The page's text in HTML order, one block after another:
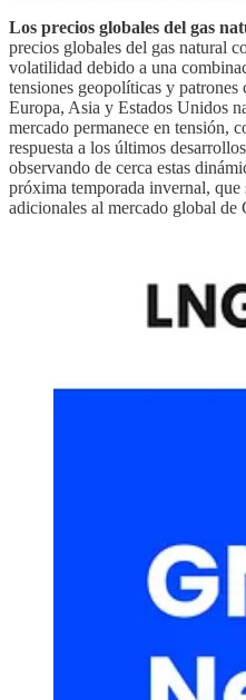
Los precios globales del gas
precios globales del gas natural
volatilidad debido a una
tensiones geopolíticas y
Europa, Asia y Estados Unidos
mercado permanece en tensión,
respuesta a los últimos
observando de cerca estas
próxima temporada invernal, que
adicionales al mercado global de